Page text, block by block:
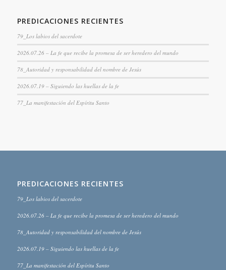
PREDICACIONES RECIENTES
79_Los labios del sacerdote
2026.07.26 – La fe que recibe la promesa de ser heredero del mundo
78_Autoridad y responsabilidad del nombre de Jesús
2026.07.19 – Siguiendo las huellas de la fe
77_La manifestación del Espíritu Santo
PREDICACIONES RECIENTES
79_Los labios del sacerdote
2026.07.26 – La fe que recibe la promesa de ser heredero del mundo
78_Autoridad y responsabilidad del nombre de Jesús
2026.07.19 – Siguiendo las huellas de la fe
77_La manifestación del Espíritu Santo